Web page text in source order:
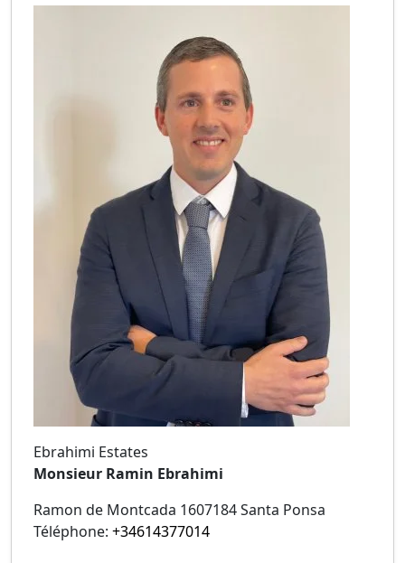
Ebrahimi Estates
Monsieur Ramin Ebrahimi
Ramon de Montcada 1607184 Santa Ponsa
Téléphone: +34614377014